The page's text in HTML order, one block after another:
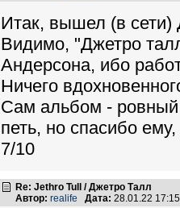
Итак, вышел (в сети)
Видимо, "Джетро
Андерсона, ибо
Ничего
Сам альбом -
петь, но спасибо
7/10
Re: Jethro Tull / Джетро Талл
Автор: realife Дата: 28.01.22